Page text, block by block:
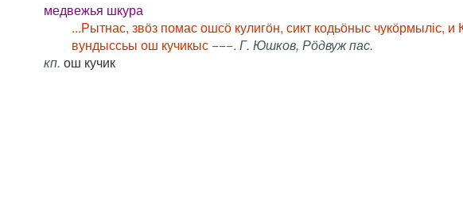
медвежья шкура
...Рытнас, звӧз помас ошсӧ кулигӧн, сикт кодьӧныс чукӧрмыліс,
вундыссьы ош кучикыс −−−. Г. Юшков, Рӧдвуж пас.
кп. ош кучик